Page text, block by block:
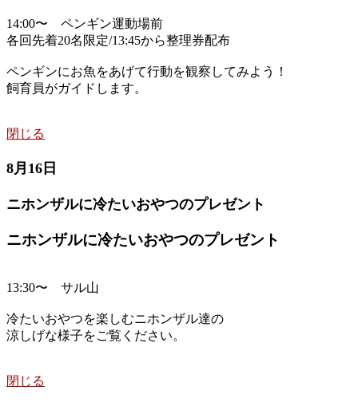
14:00〜 ペンギン運動場前
各回先着20名限定/13:45から整理券配布
ペンギンにお魚をあげて行動を観察してみよう！
飼育員がガイドします。
閉じる
8月16日
ニホンザルに冷たいおやつのプレゼント
ニホンザルに冷たいおやつのプレゼント
13:30〜 サル山
冷たいおやつを楽しむニホンザル達の
涼しげな様子をご覧ください。
閉じる